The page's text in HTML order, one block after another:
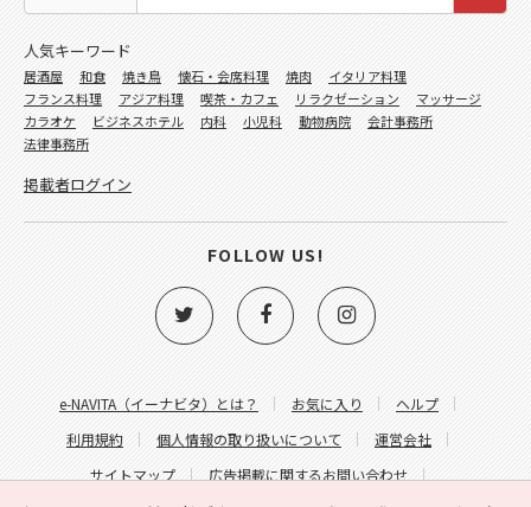
e-NAVITA（イーナビタ）とは？ お気に入り
ヘルプ
利用規約
個人情報の取り扱いについて
運営会社
サイトマップ
広告掲載に関するお問い合わせ
人気キーワード
居酒屋 和食 焼き鳥 懐石・会席料理 焼肉
イタリア料理
フランス料理
アジア料理 喫茶・カフェ リラクゼーション
マッサージ
カラオケ
ビジネスホテル 内科 小児科 動物病院
会計事務所
法律事務所
掲載者ログイン
FOLLOW US!